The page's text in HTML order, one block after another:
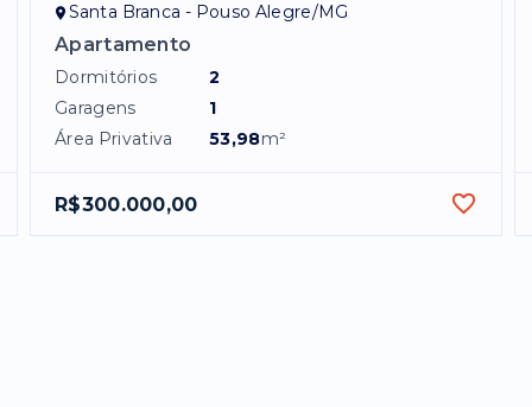
Santa Branca - Pouso Alegre/MG
Apartamento
Dormitórios
2
Garagens
1
Área Privativa
53,98m²
R$300.000,00